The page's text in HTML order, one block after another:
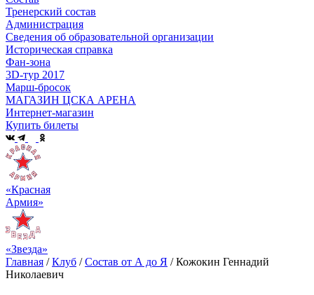
Тренерский состав
Администрация
Сведения об образовательной организации
Историческая справка
Фан-зона
3D-тур 2017
Марш-бросок
МАГАЗИН ЦСКА АРЕНА
Интернет-магазин
Купить билеты
«Красная
Армия»
«Звезда»
Главная /Клуб /Состав от А до Я /Кожокин Геннадий
Николаевич